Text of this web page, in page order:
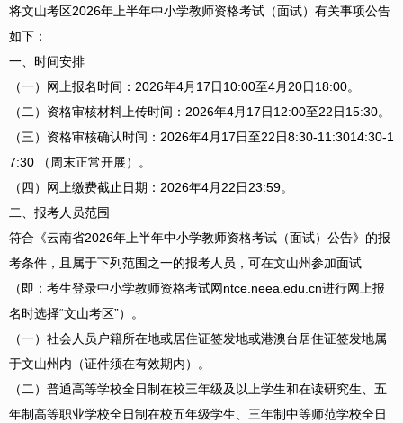
将文山考区2026年上半年中小学教师资格考试（面试）有关事项公告
如下：
一、时间安排
（一）网上报名时间：2026年4月17日10:00至4月20日18:00。
（二）资格审核材料上传时间：2026年4月17日12:00至22日15:30。
（三）资格审核确认时间：2026年4月17日至22日8:30-11:3014:30-1
7:30 （周末正常开展）。
（四）网上缴费截止日期：2026年4月22日23:59。
二、报考人员范围
符合《云南省2026年上半年中小学教师资格考试（面试）公告》的报
考条件，且属于下列范围之一的报考人员，可在文山州参加面试
（即：考生登录中小学教师资格考试网ntce.neea.edu.cn进行网上报
名时选择“文山考区”）。
（一）社会人员户籍所在地或居住证签发地或港澳台居住证签发地属
于文山州内（证件须在有效期内）。
（二）普通高等学校全日制在校三年级及以上学生和在读研究生、五
年制高等职业学校全日制在校五年级学生、三年制中等师范学校全日